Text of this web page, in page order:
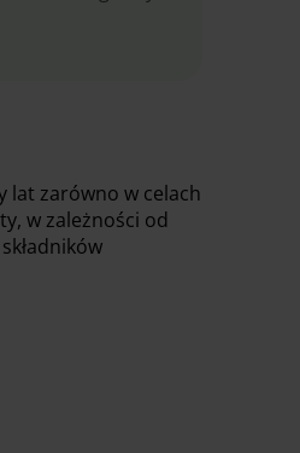
lat zarówno w celach
w zależności od